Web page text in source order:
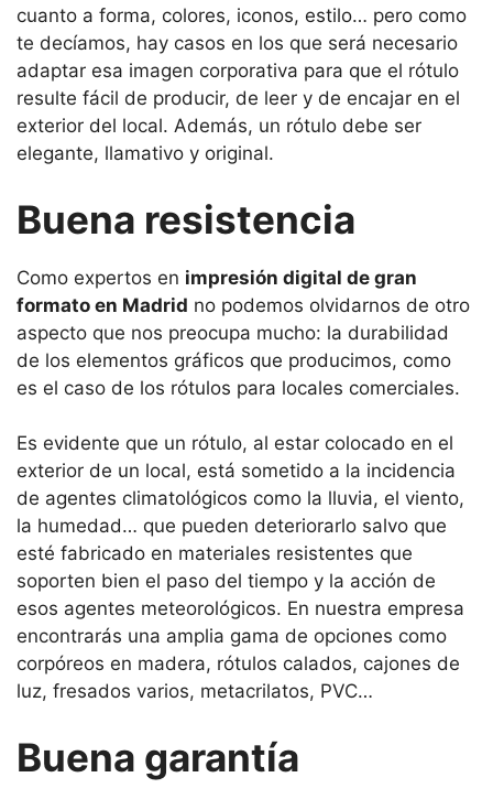
cuanto a forma, colores, iconos, estilo… pero como
te decíamos, hay casos en los que será necesario
adaptar esa imagen corporativa para que el rótulo
resulte fácil de producir, de leer y de encajar en el
exterior del local. Además, un rótulo debe ser
elegante, llamativo y original.
Buena resistencia
Como expertos en impresión digital de gran
formato en Madrid no podemos olvidarnos de otro
aspecto que nos preocupa mucho: la durabilidad
de los elementos gráficos que producimos, como
es el caso de los rótulos para locales comerciales.
Es evidente que un rótulo, al estar colocado en el
exterior de un local, está sometido a la incidencia
de agentes climatológicos como la lluvia, el viento,
la humedad… que pueden deteriorarlo salvo que
esté fabricado en materiales resistentes que
soporten bien el paso del tiempo y la acción de
esos agentes meteorológicos. En nuestra empresa
encontrarás una amplia gama de opciones como
corpóreos en madera, rótulos calados, cajones de
luz, fresados varios, metacrilatos, PVC…
Buena garantía